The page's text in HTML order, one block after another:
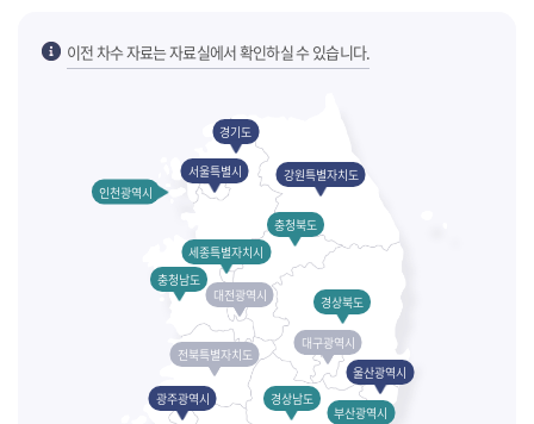
이전 차수 자료는 자료실에서 확인하실 수 있습니다.
서울특별시
부산광역시
광주광역시
인천광역시
울산광역시
세종특별자치시
경기도
강원특별자치도
충청북도
충청남도
경상북도
경상남도
대구광역시
대전광역시
전북특별자치도